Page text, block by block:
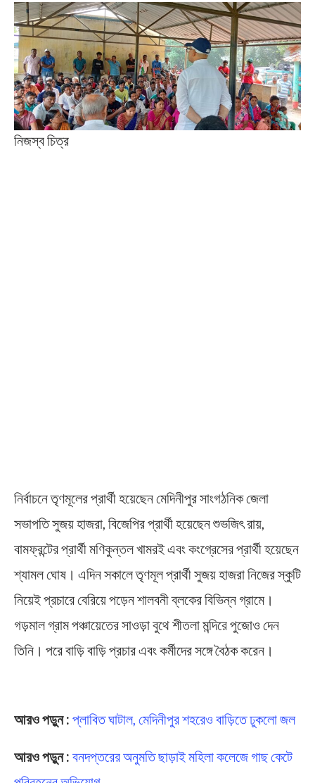
নিজস্ব চিত্র
নির্বাচনে তৃণমূলের প্রার্থী হয়েছেন মেদিনীপুর সাংগঠনিক জেলা
সভাপতি সুজয় হাজরা, বিজেপির প্রার্থী হয়েছেন শুভজিৎ রায়,
বামফ্রন্টের প্রার্থী মণিকুন্তল খামরই এবং কংগ্রেসের প্রার্থী হয়েছেন
শ্যামল ঘোষ। এদিন সকালে তৃণমূল প্রার্থী সুজয় হাজরা নিজের স্কুটি
নিয়েই প্রচারে বেরিয়ে পড়েন শালবনী ব্লকের বিভিন্ন গ্রামে।
গড়মাল গ্রাম পঞ্চায়েতের সাওড়া বুথে শীতলা মন্দিরে পুজোও দেন
তিনি। পরে বাড়ি বাড়ি প্রচার এবং কর্মীদের সঙ্গে বৈঠক করেন।
আরও পড়ুন : প্লাবিত ঘাটাল, মেদিনীপুর শহরেও বাড়িতে ঢুকলো জল
আরও পড়ুন : বনদপ্তরের অনুমতি ছাড়াই মহিলা কলেজে গাছ কেটে